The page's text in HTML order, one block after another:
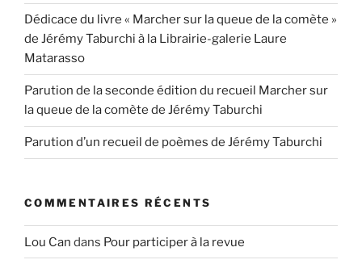
Dédicace du livre « Marcher sur la queue de la comète »
de Jérémy Taburchi à la Librairie-galerie Laure
Matarasso
Parution de la seconde édition du recueil Marcher sur
la queue de la comète de Jérémy Taburchi
Parution d’un recueil de poèmes de Jérémy Taburchi
COMMENTAIRES RÉCENTS
Lou Can dans Pour participer à la revue